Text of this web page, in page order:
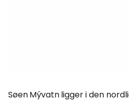
SøenMývatnligger i den